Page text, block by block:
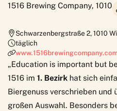
1516 Brewing Company, 1010
Schwarzenbergstraße 2,1010
täglich
„Education is important but
1516 im 1. Bezirk hat sich
Biergenuss verschrieben und
großen Auswahl. Besonders